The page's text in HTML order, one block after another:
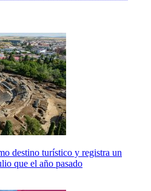
destino turístico y registra un
que el año pasado